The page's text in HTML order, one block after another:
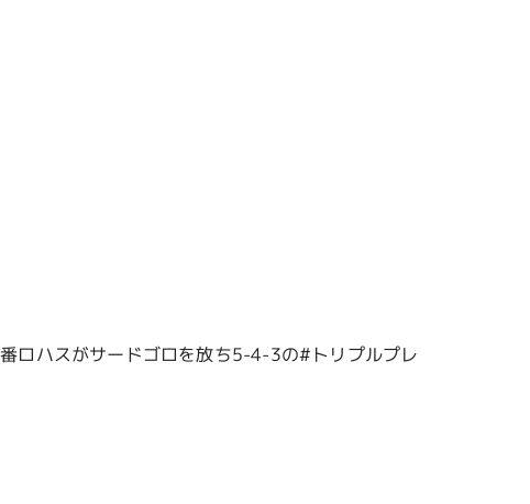
ロハスがサードゴロを放ち5-4-3の#トリプルプレ